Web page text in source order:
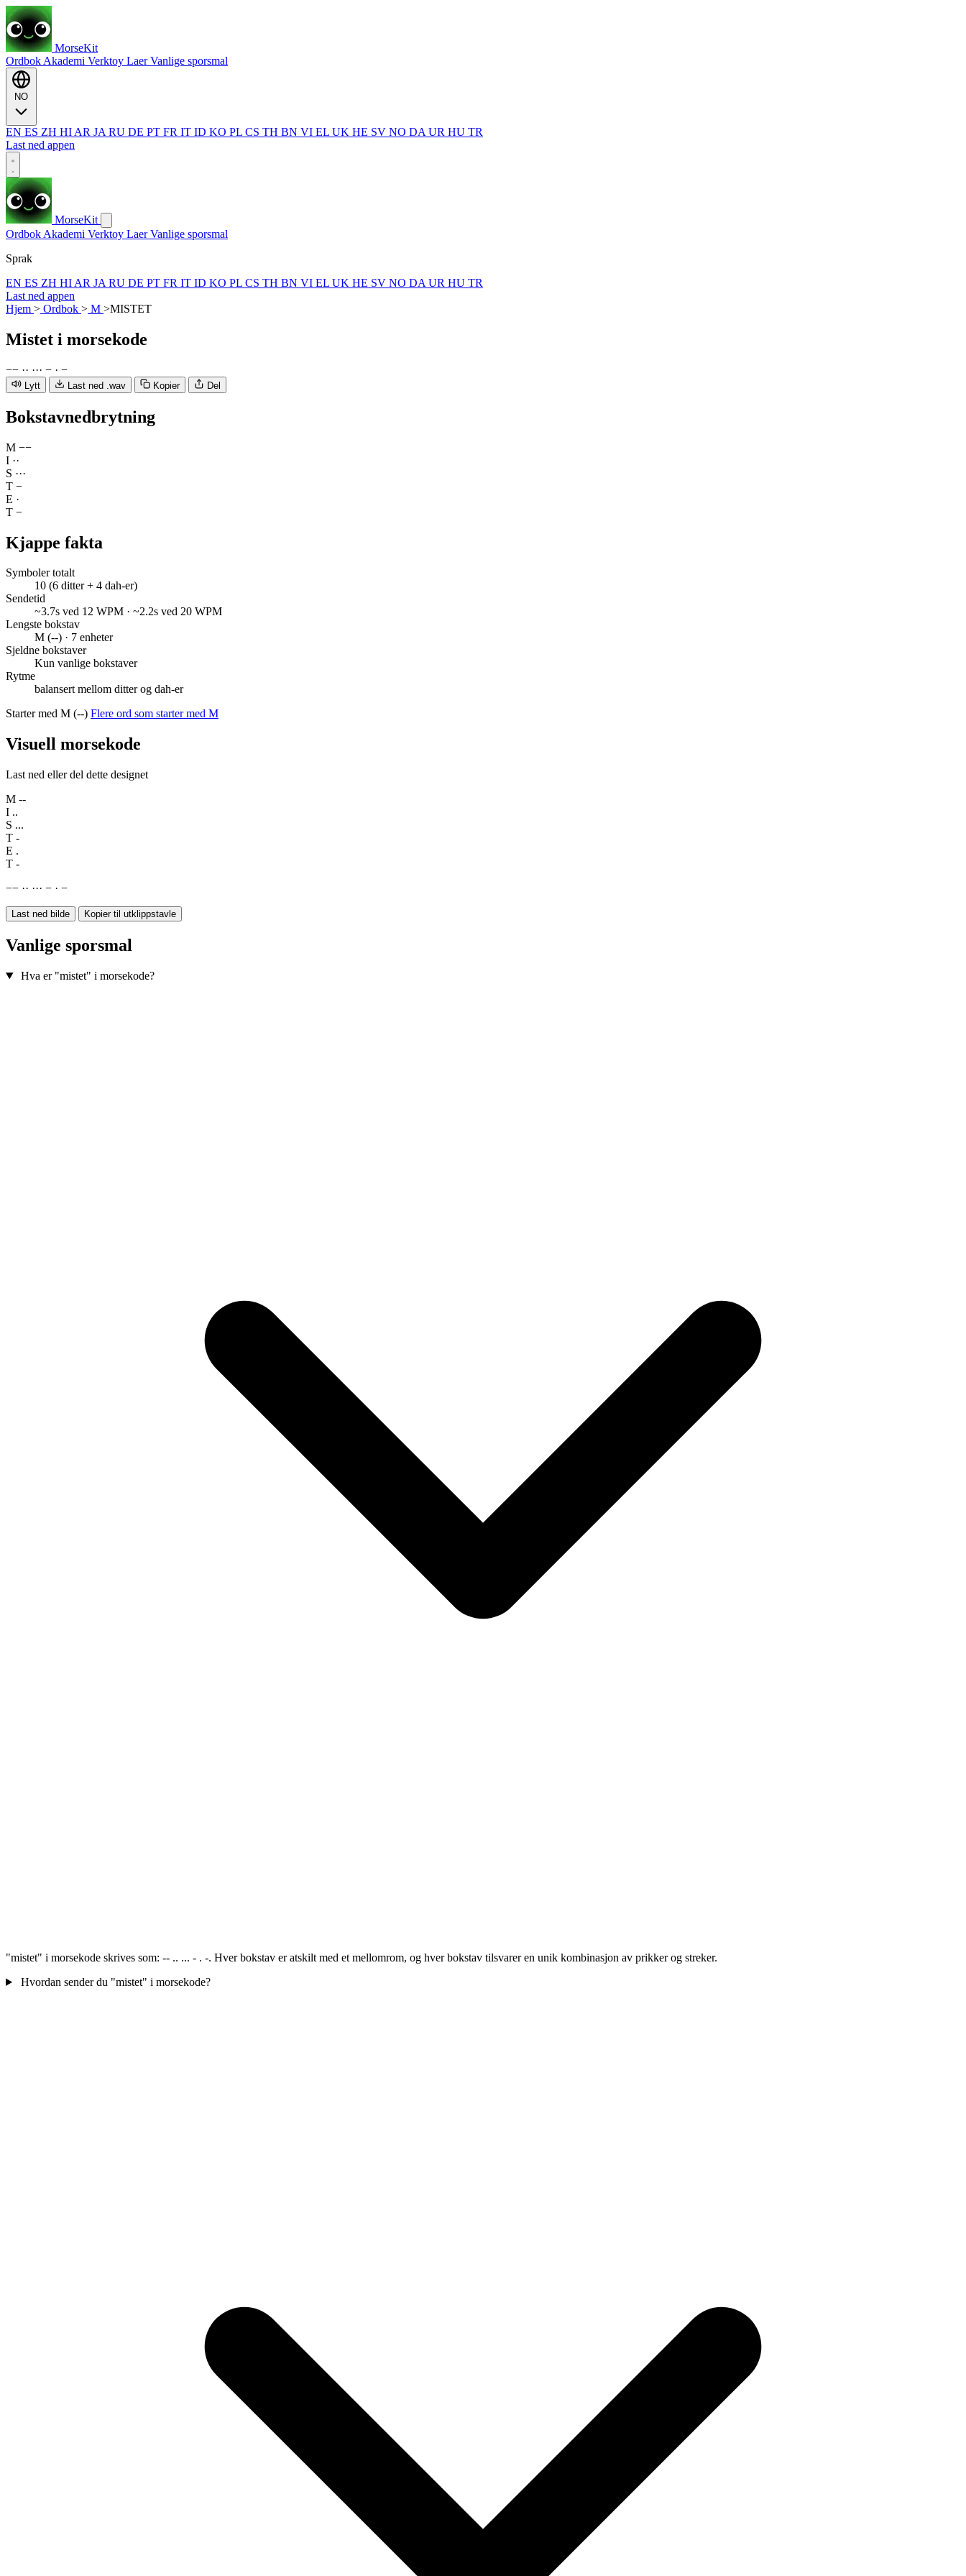
MorseKit
Ordbok Akademi Verktoy LaerVanlige sporsmal
EN ES ZH HI AR JA RU DE PT FR IT ID KO PL CS TH BN VI EL UK HE SV NO DA UR HU TR
Last ned appen
MorseKit
Ordbok Akademi Verktoy LaerVanlige sporsmal
Sprak
EN ES ZH HI AR JA RU DE PT FR IT ID KO PL CS TH BN VI EL UK HE SV NO DA UR HU TR
Last ned appen
Hjem > Ordbok > M >MISTET
Mistet i morsekode
−− ·· ··· − · −
Lytt Last ned .wav Kopier Del
Bokstavnedbrytning
M −−
I ··
S ···
T −
E ·
T −
Kjappe fakta
Symboler totalt
10 (6 ditter + 4 dah-er)
Sendetid
~3.7s ved 12 WPM · ~2.2s ved 20 WPM
Lengste bokstav
M (--) · 7 enheter
Sjeldne bokstaver
Kun vanlige bokstaver
Rytme
balansert mellom ditter og dah-er
Starter med M (--) Flere ord som starter med M
Visuell morsekode
Last ned eller del dette designet
M --
I ..
S ...
T -
E .
T -
−− ·· ··· − · −
Last ned bilde Kopier til utklippstavle
Vanlige sporsmal
Hva er "mistet" i morsekode?
"mistet" i morsekode skrives som: -- .. ... - . -. Hver bokstav er atskilt med et mellomrom, og hver bokstav tilsvarer en unik kombinasjon av prikker og streker.
Hvordan sender du "mistet" i morsekode?